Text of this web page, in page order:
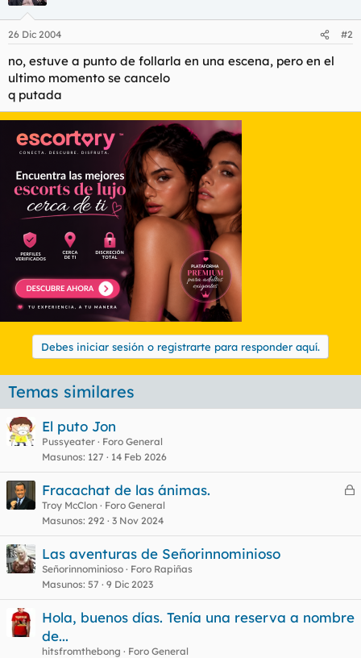
26 Dic 2004 #2
no, estuve a punto de follarla en una escena, pero en el
ultimo momento se cancelo
q putada
Debes iniciar sesión o registrarte para responder aquí.
Temas similares
El puto Jon
Pussyeater
Foro General
Masunos 127 14 Feb 2026
C
r
Fracachat de las ánimas.
Troy McClon
Foro General
Masunos 292 3 Nov 2024
Las aventuras de Señorinnominioso
Señorinnominioso
Foro Rapiñas
Masunos 57 9 Dic 2023
Hola, buenos días. Tenía una reserva a nombre
de...
hitsfromthebong
Foro General